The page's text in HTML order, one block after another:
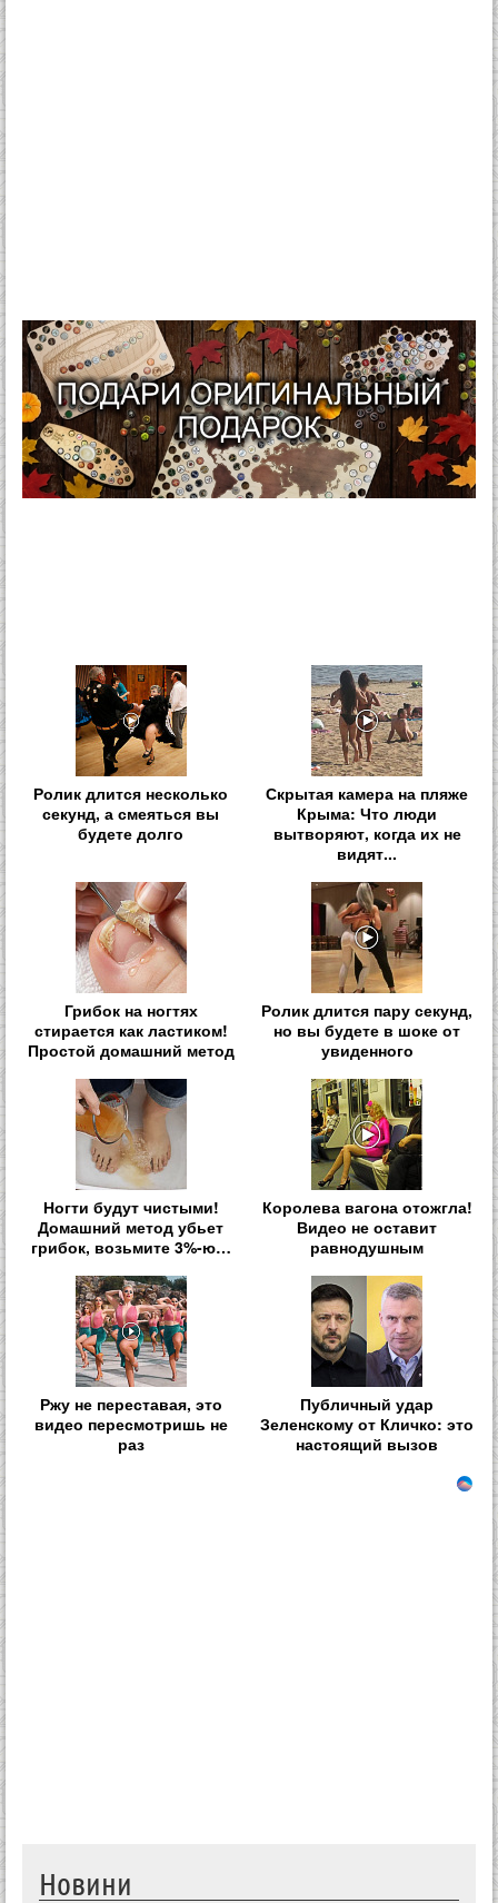
Ролик длится несколько
секунд, а смеяться вы
будете долго
Скрытая камера на пляже
Крыма: Что люди
вытворяют, когда их не
видят...
Грибок на ногтях
стирается как ластиком!
Простой домашний метод
Ролик длится пару секунд,
но вы будете в шоке от
увиденного
Ногти будут чистыми!
Домашний метод убьет
грибок, возьмите 3%-ю…
Королева вагона отожгла!
Видео не оставит
равнодушным
Ржу не переставая, это
видео пересмотришь не
раз
Публичный удар
Зеленскому от Кличко: это
настоящий вызов
Новини